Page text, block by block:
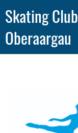
Skating Club
Oberaargau